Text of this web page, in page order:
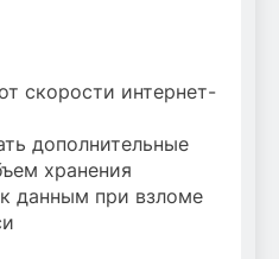
скорости интернет-
дополнительные
хранения
данным при взломе